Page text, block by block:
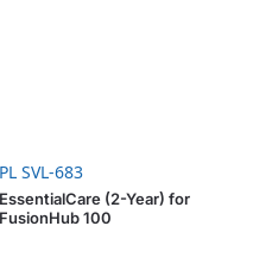
PL SVL-683
EssentialCare (2-Year) for
FusionHub 100